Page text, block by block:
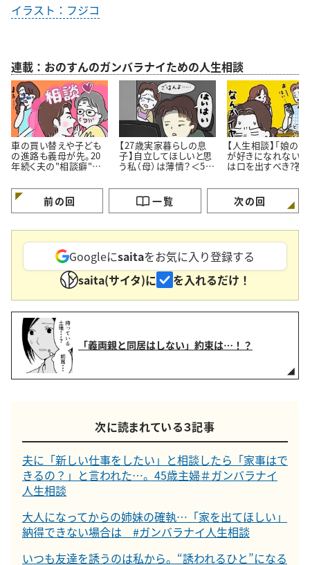
イラスト：フジコ
連載：おのすんのガンバラナイための人生相談
車の買い替えや子ども
の進路も義母が先。20
年続く夫の"相談癖"に
【27歳実家暮らしの息
子】自立してほしいと思
う私（母）は薄情？＜50
【人生相談】「娘の
が好きになれない…
は口を出すべき?答
前の回 一覧 次の回
Googleにsaitaをお気に入り登録する
saita(サイタ)に
を入れるだけ！
「義両親と同居はしない」約束は…！？
次に読まれている３記事
夫に「新しい仕事をしたい」と相談したら「家事はで
きるの？」と言われた…。45歳主婦＃ガンバラナイ
人生相談
大人になってからの姉妹の確執…「家を出てほしい」
納得できない場合は #ガンバラナイ人生相談
いつも友達を誘うのは私から。“誘われるひと”になる